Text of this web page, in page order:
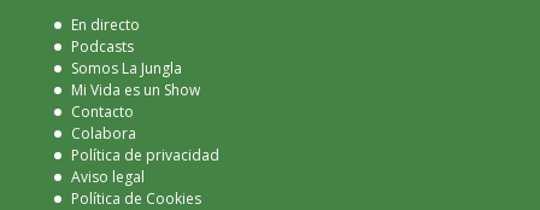
En directo
Podcasts
Somos La Jungla
Mi Vida es un Show
Contacto
Colabora
Política de privacidad
Aviso legal
Política de Cookies